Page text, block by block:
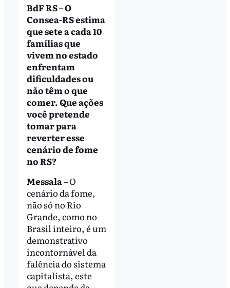
BdF RS – O
Consea-RS estima
que sete a cada 10
famílias que
vivem no estado
enfrentam
dificuldades ou
não têm o que
comer. Que ações
você pretende
tomar para
reverter esse
cenário de fome
no RS?
Messala –O
cenário da fome,
não só no Rio
Grande, como no
Brasil inteiro, é um
demonstrativo
incontornável da
falência do sistema
capitalista, este